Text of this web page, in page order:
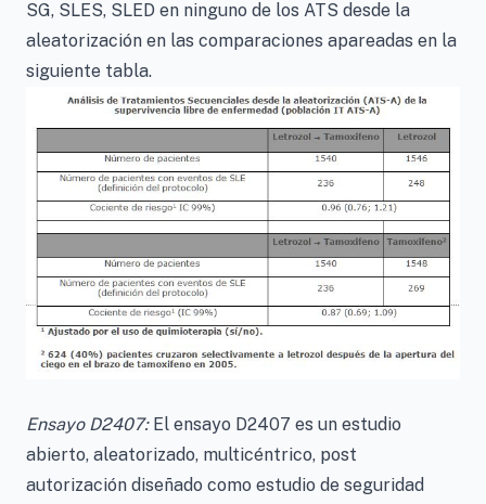
SG, SLES, SLED en ninguno de los ATS desde la
aleatorización en las comparaciones apareadas en la
siguiente tabla.
Ensayo D2407:El ensayo D2407 es un estudio
abierto, aleatorizado, multicéntrico, post
autorización diseñado como estudio de seguridad